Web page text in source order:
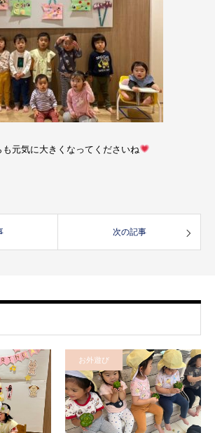
も元気に大きくなってくださいね
次の記事
お外遊び